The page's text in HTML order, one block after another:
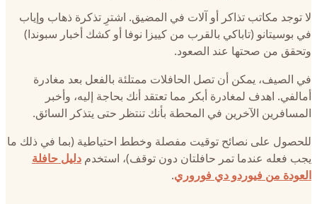
لا توجد مكاتب تذاكر أو آلات في المضيق. اشترِ تذكرة ذهاب وإياب
في بوسيتانو (تاباكي بالقرب من كييزا نوفا أو كشك أخبار سبوندا)
وتحقق من صحتها عند الصعود.
في الصيف، يمكن أن تصل الحافلات ممتلئة بالفعل بعد مغادرة
أمالفي. اهدف لمغادرة أبكر مما تعتقد أنك بحاجة إليه، وأخبر
المسافرين الآخرين في المحطة بأنك تنتظر حتى يتذكر السائق.
للحصول على نصائح توقيت مفصلة وخطط احتياطية (بما في ذلك ما
يجب فعله عندما تمر حافلتان دون توقف)، استخدم دليل حافلة
العودة من فيوردو دي فوروري.